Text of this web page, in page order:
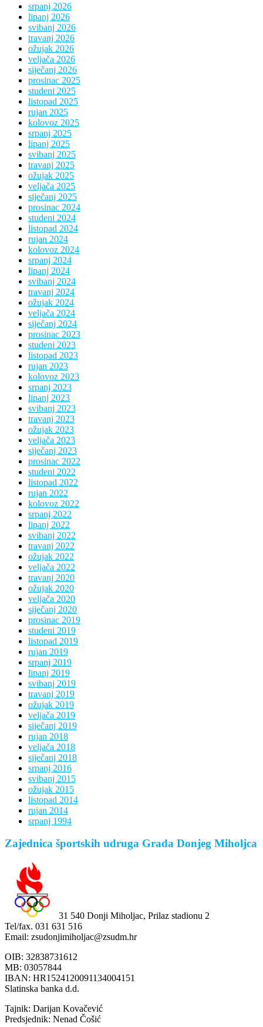
srpanj 2026
lipanj 2026
svibanj 2026
travanj 2026
ožujak 2026
veljača 2026
siječanj 2026
prosinac 2025
studeni 2025
listopad 2025
rujan 2025
kolovoz 2025
srpanj 2025
lipanj 2025
svibanj 2025
travanj 2025
ožujak 2025
veljača 2025
siječanj 2025
prosinac 2024
studeni 2024
listopad 2024
rujan 2024
kolovoz 2024
srpanj 2024
lipanj 2024
svibanj 2024
travanj 2024
ožujak 2024
veljača 2024
siječanj 2024
prosinac 2023
studeni 2023
listopad 2023
rujan 2023
kolovoz 2023
srpanj 2023
lipanj 2023
svibanj 2023
travanj 2023
ožujak 2023
veljača 2023
siječanj 2023
prosinac 2022
studeni 2022
listopad 2022
rujan 2022
kolovoz 2022
srpanj 2022
lipanj 2022
svibanj 2022
travanj 2022
ožujak 2022
veljača 2022
travanj 2020
ožujak 2020
veljača 2020
siječanj 2020
prosinac 2019
studeni 2019
listopad 2019
rujan 2019
srpanj 2019
lipanj 2019
svibanj 2019
travanj 2019
ožujak 2019
veljača 2019
siječanj 2019
rujan 2018
veljača 2018
siječanj 2018
srpanj 2016
svibanj 2015
ožujak 2015
listopad 2014
rujan 2014
srpanj 1994
Zajednica športskih udruga Grada Donjeg Miholjca
31 540 Donji Miholjac, Prilaz stadionu 2
Tel/fax. 031 631 516
Email: zsudonjimiholjac@zsudm.hr
OIB: 32838731612
MB: 03057844
IBAN: HR1524120091134004151
Slatinska banka d.d.
Tajnik: Darijan Kovačević
Predsjednik: Nenad Čošić